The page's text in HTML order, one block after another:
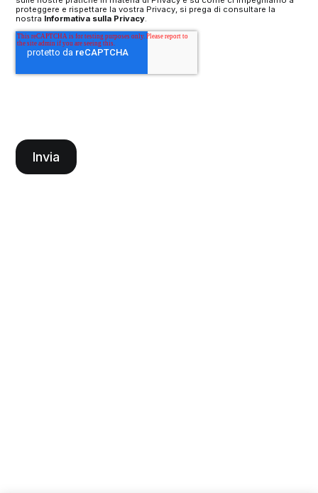
proteggere e rispettare la vostra Privacy, si prega di consultare la
nostra Informativa sulla Privacy.